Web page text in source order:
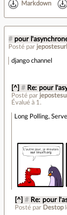
Markdown
# pour
Posté par
django channel
[^] # Re: pour
Posté par
Évalué à 1 .
Long Polling,
[^] # Re: pour
Posté par Destop